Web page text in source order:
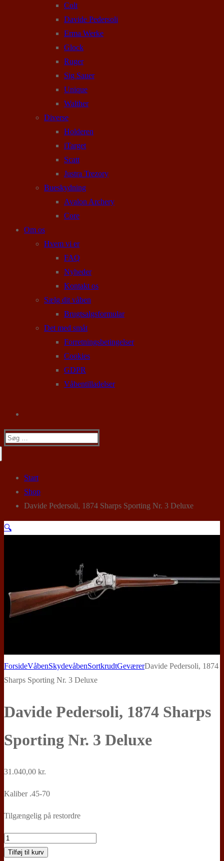
Colt
Davide Pedersoli
Erma Werke
Glock
Ruger
Sig Sauer
Unique
Walther
Diverse
Holderen
iTarget
Scatt
Justra Trezory
Bueskydning
Avalon Archery
Core
Om os
Hvem vi er
FAQ
Nyheder
Kontakt os
Sælg dit våben
Brugtsalgsformular
Det med småt
Forretningsbetingelser
Cookies
GDPR
Våbentilladelser
Søg
Start
Shop
Davide Pedersoli, 1874 Sharps Sporting Nr. 3 Deluxe
🔍
ForsideVåbenSkydevåbenSortkrudtGeværerDavide Pedersoli, 1874
Sharps Sporting Nr. 3 Deluxe
Davide Pedersoli, 1874 Sharps
Sporting Nr. 3 Deluxe
31.040,00 kr.
Kaliber .45-70
Tilgængelig på restordre
Davide
Pedersoli,
Tilføj til kurv